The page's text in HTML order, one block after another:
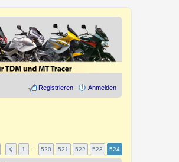
Anmelden
Registrieren
1 520 521 522 523 524